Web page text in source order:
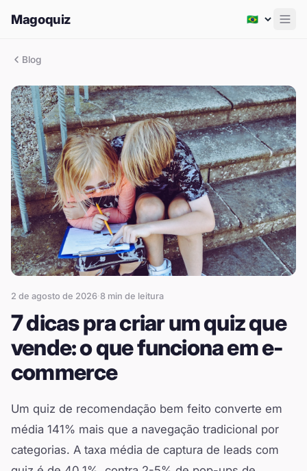
Magoquiz
Blog
2 de agosto de 2026·8 min de leitura
7 dicas pra criar um quiz que
vende: o que funciona em e-
commerce
Um quiz de recomendação bem feito converte em
média 141% mais que a navegação tradicional por
categorias. A taxa média de captura de leads com